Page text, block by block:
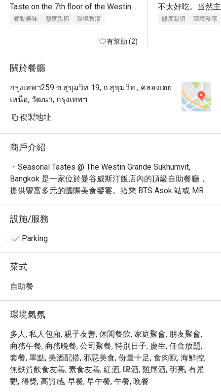
Taste on the 7th floor of the Westin
Grande Sukhumvit, the first thing that
the space. The soaring ceiling —
an airy, almost cathedral-like
this restaurant apart from your
typical hotel buffet. The elegantly
curved buffet countertops add a
complements the room beautifully.
But what truly made this experience
architecture — it was the staff. The
level of attention and care here is
something I genuinely haven't
encountered at other buffets in
Bangkok. Team members regularly
refill or a different drink, checked in
on how I was enjoying the food, and
even took a moment to thank me for
scripted — a small detail that made a
significant difference.
On to the food: the carving station
on roast beef this visit. The baked
salmon more than made up for it —
moist, well-seasoned, and genuinely
flavorful. I also worked my way
through quite a bit of the spread: the
餐點美味 態度親切 環境整潔
有幫助 (2)
不太好吃。当然
价格便宜吧。
態度親切 環境整潔
關於餐廳
กรุงเทพฯ259 ซ.สุขุมวิท 19, ถ.สุขุมวิท , คลองเตย
เหนือ, วัฒนา, กรุงเทพฯ
複製地址
商戶介紹
・Seasonal Tastes @ The Westin Grande Sukhumvit,
Bangkok 是一家位於曼谷威斯汀飯店內的頂級自助餐廳，
提供豐富多元的國際美食饗宴。搭乘 BTS Asok 站或 MRT
Sukhumvit 站即可輕鬆抵達。餐廳以其舒適潮流的氛圍、
精緻的餐點和熱情的服務而聞名，在眾多網友票選中，被
評為曼谷最受歡迎的自助餐廳之一。
・Seasonal Tastes 的自助餐提供多樣化的選擇，從新鮮
有。必嚐的包括新鮮的生蠔、烤羊排和精緻的甜點。這裡
也提供豐富的飲品選擇，包括咖啡、葡萄酒和雞尾酒，滿
足不同口味的需求。
Grande Sukhumvit, Bangkok，即可享受最高 5 折的超值優
惠，體驗頂級的自助餐饗宴！
設施/服務
Parking
菜式
自助餐
環境氣氛
多人, 私人包廂, 親子友善, 休閒餐飲, 家庭聚會, 朋友聚會,
商務午餐, 商務晚餐, 公司聚餐, 特別日子, 慶生, 任食放題,
套餐, 單點, 美酒配搭, 邪惡美食, 份量十足, 食肉獸, 海鮮控,
無麩質飲食友善, 素食友善, 紅酒, 啤酒, 雞尾酒, 明亮, 有景
觀, 得獎, 高質感, 早餐, 早午餐, 午餐, 晚餐